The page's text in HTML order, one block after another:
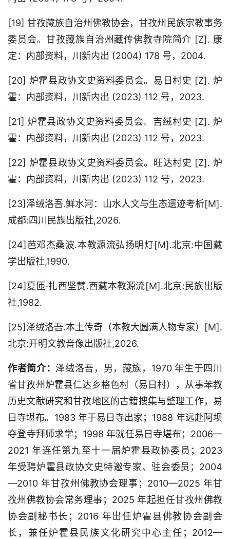
[19] 甘孜藏族自治州佛教协会，甘孜州民族宗教事务
委员会。甘孜藏族自治州藏传佛教寺院简介 [Z]. 康
定：内部资料，川新内出 (2004) 178 号，2004.
[20] 炉霍县政协文史资料委员会。易日村史 [Z]. 炉
霍：内部资料，川新内出 (2023) 112 号，2023.
[21] 炉霍县政协文史资料委员会。吉绒村史 [Z]. 炉
霍：内部资料，川新内出 (2023) 112 号，2023.
[22] 炉霍县政协文史资料委员会。旺达村史 [Z]. 炉
霍：内部资料，川新内出 (2023) 112 号，2023.
[23]泽绒洛吾.鲜水河：山水人文与生态遗迹考析[M].
成都:四川民族出版社,2026.
[24]芭邓杰桑波.本教源流弘扬明灯[M].北京:中国藏
学出版社,1990.
[24]夏匝·扎西坚赞.西藏本教源流[M].北京:民族出版
社,1982.
[25]泽绒洛吾.本土传奇（本教大圆满人物专家）[M].
北京:开明文教音像出版社,2026.
作者简介： 泽绒洛吾，男，藏族，1970 年生于四川
省甘孜州炉霍县仁达乡格色村（易日村），从事苯教
历史文献研究和甘孜地区的古籍搜集与整理工作，易
日寺堪布。1983 年于易日寺出家；1988 年远赴阿坝
夺登寺拜师求学；1998 年就任易日寺堪布；2006—
2021 年连任第九至十一届炉霍县政协委员；2023
年受聘炉霍县政协文史特邀专家、驻会委员；2004
—2010 年甘孜州佛教协会理事；2010—2025 年甘
孜州佛教协会常务理事；2025 年起担任甘孜州佛教
协会副秘书长；2016 年出任炉霍县佛教协会副会
长，兼任炉霍县民族文化研究中心主任；2012—